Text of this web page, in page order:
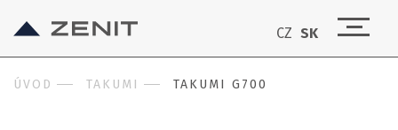
CZ SK
ÚVOD TAKUMI TAKUMI G700